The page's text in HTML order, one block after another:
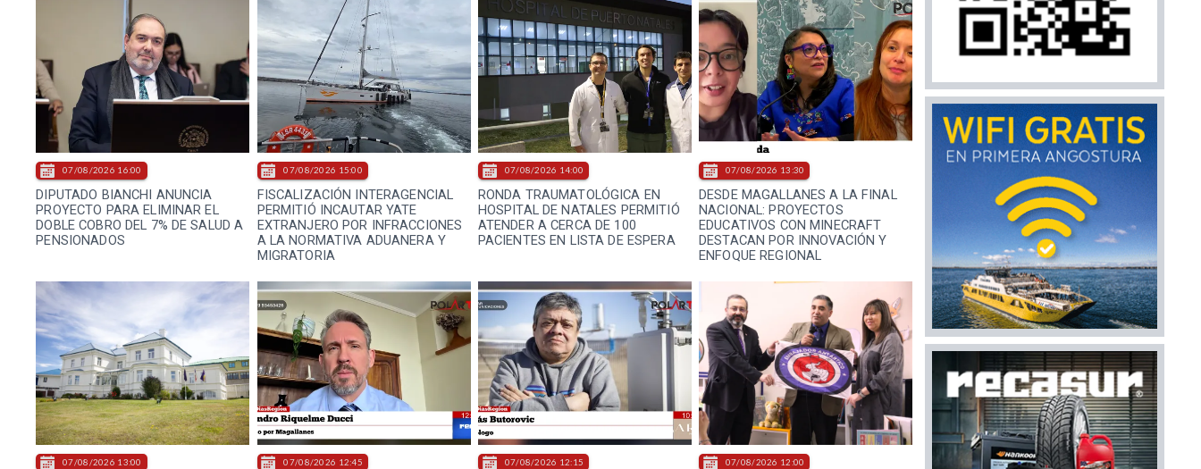
DIPUTADO BIANCHI ANUNCIA
PROYECTO PARA ELIMINAR EL
DOBLE COBRO DEL 7% DE SALUD A
PENSIONADOS
07/08/2026 16:00
FISCALIZACIÓN INTERAGENCIAL
PERMITIÓ INCAUTAR YATE
EXTRANJERO POR INFRACCIONES
A LA NORMATIVA ADUANERA Y
MIGRATORIA
07/08/2026 15:00
RONDA TRAUMATOLÓGICA EN
HOSPITAL DE NATALES PERMITIÓ
ATENDER A CERCA DE 100
PACIENTES EN LISTA DE ESPERA
07/08/2026 14:00
DESDE MAGALLANES A LA FINAL
NACIONAL: PROYECTOS
EDUCATIVOS CON MINECRAFT
DESTACAN POR INNOVACIÓN Y
ENFOQUE REGIONAL
07/08/2026 13:30
07/08/2026 13:00 07/08/2026 12:45 07/08/2026 12:15 07/08/2026 12:00